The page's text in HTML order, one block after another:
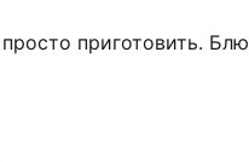
приготовить.